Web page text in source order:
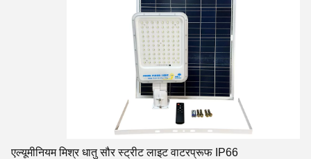
एल्यूमीनियम मिश्र धातु सौर स्ट्रीट लाइट वाटरप्रूफ IP66